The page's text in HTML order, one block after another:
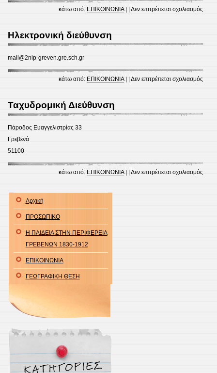
κάτω από: ΕΠΙΚΟΙΝΩΝΙΑ| |Δεν επιτρέπεται σχολιασμός
Ηλεκτρονική διεύθυνση
mail@2nip-greven.gre.sch.gr
κάτω από: ΕΠΙΚΟΙΝΩΝΙΑ| |Δεν επιτρέπεται σχολιασμός
Ταχυδρομική Διεύθυνση
Πάροδος Ευαγγελιστρίας 33
Γρεβενά
51100
κάτω από: ΕΠΙΚΟΙΝΩΝΙΑ| |Δεν επιτρέπεται σχολιασμός
Αρχική
ΠΡΟΣΩΠΙΚΟ
Η ΠΑΙΔΕΙΑ ΣΤΗΝ ΠΕΡΙΦΕΡΕΙΑ
ΓΡΕΒΕΝΩΝ 1830-1912
ΕΠΙΚΟΙΝΩΝΙΑ
ΓΕΩΓΡΑΦΙΚΗ ΘΕΣΗ